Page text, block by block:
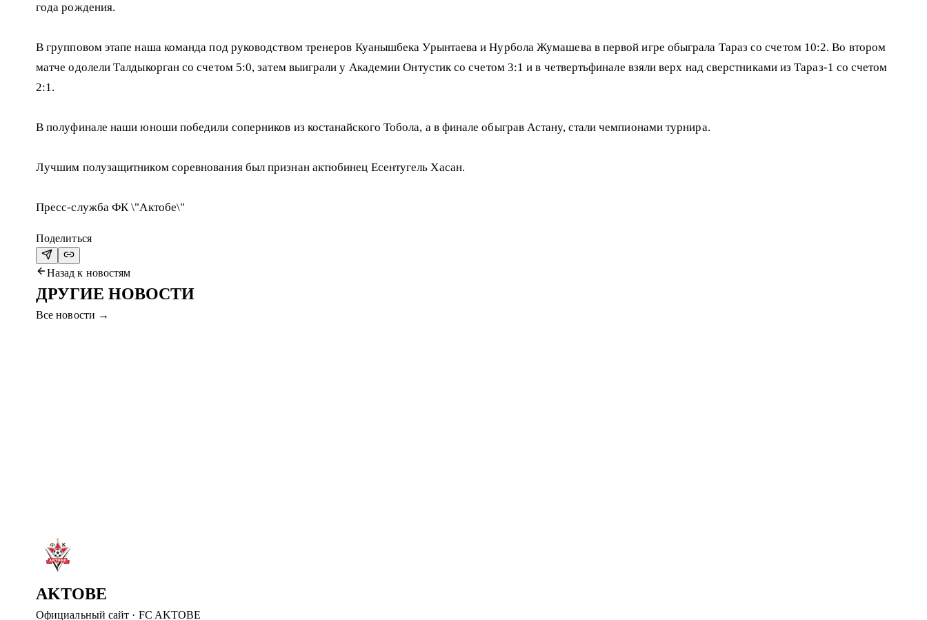
года рождения.
В групповом этапе наша команда под руководством тренеров Куанышбека Урынтаева и Нурбола Жумашева в первой игре обыграла Тараз со счетом 10:2. Во втором
матче одолели Талдыкорган со счетом 5:0, затем выиграли у Академии Онтустик со счетом 3:1 и в четвертьфинале взяли верх над сверстниками из Тараз-1 со счетом
2:1.
В полуфинале наши юноши победили соперников из костанайского Тобола, а в финале обыграв Астану, стали чемпионами турнира.
Лучшим полузащитником соревнования был признан актюбинец Есентугель Хасан.
Пресс-служба ФК \"Актобе\"
Поделиться
Назад к новостям
ДРУГИЕ НОВОСТИ
Все новости →
Читать далее
AKTOBE
Официальный сайт · FC AKTOBE